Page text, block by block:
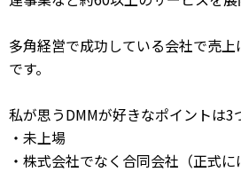
多角経営で成功している会社で売
です。
私が思うDMMが好きなポイントは3
・未上場
・株式会社でなく合同会社（正式